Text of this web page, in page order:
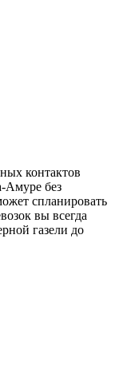
контактов
Амуре без
спланировать
вы всегда
газели до